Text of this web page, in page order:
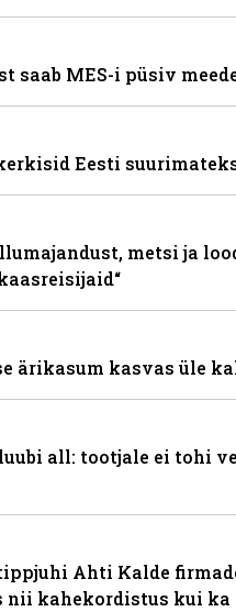
saab MES-i püsiv
Eesti
metsi ja
ärikasum kasvas üle
all: tootjale ei tohi
Ahti Kalde
nii kahekordistus kui ka